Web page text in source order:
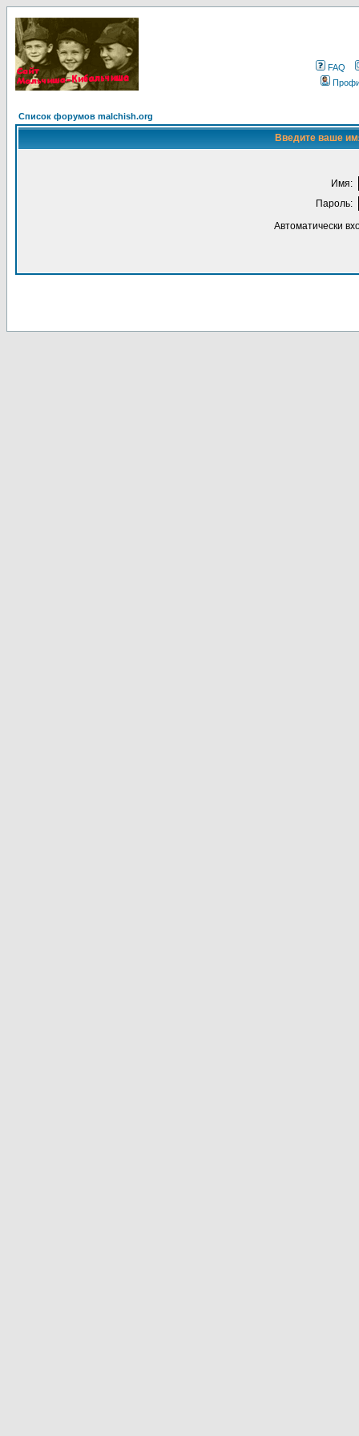
FAQ
Список форумов malchish.org
Введите ваше
Имя:
Пароль:
Автоматически